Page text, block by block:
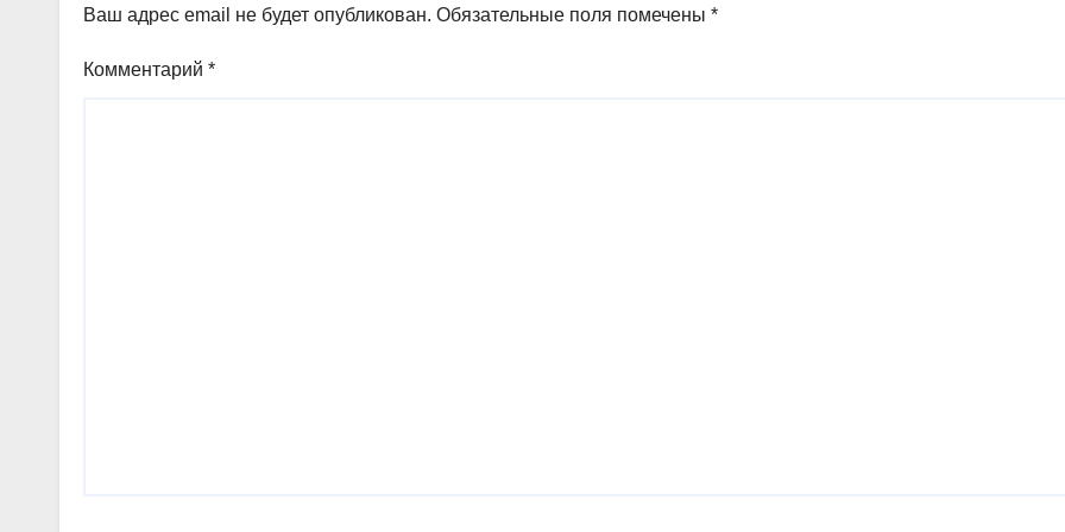
Ваш адрес email не будет опубликован. Обязательные поля помечены *
Комментарий *